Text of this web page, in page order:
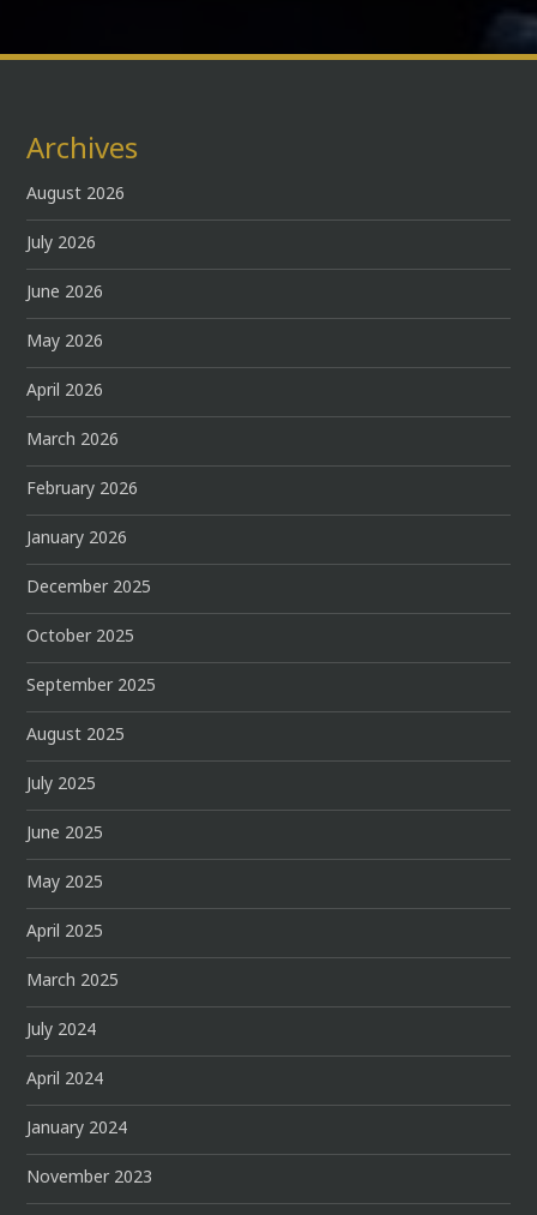
Archives
August 2026
July 2026
June 2026
May 2026
April 2026
March 2026
February 2026
January 2026
December 2025
October 2025
September 2025
August 2025
July 2025
June 2025
May 2025
April 2025
March 2025
July 2024
April 2024
January 2024
November 2023